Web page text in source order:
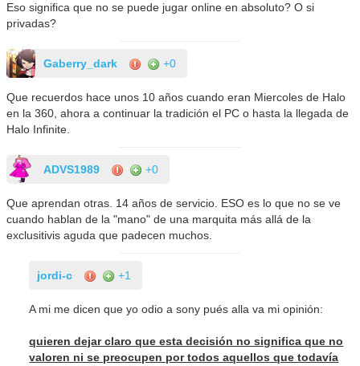
Eso significa que no se puede jugar online en absoluto? O si
privadas?
Gaberry_dark +0
Que recuerdos hace unos 10 años cuando eran Miercoles de Halo
en la 360, ahora a continuar la tradición el PC o hasta la llegada de
Halo Infinite.
ADVS1989 +0
Que aprendan otras. 14 años de servicio. ESO es lo que no se ve
cuando hablan de la "mano" de una marquita más allá de la
exclusitivis aguda que padecen muchos.
jordi-c +1
A mi me dicen que yo odio a sony pués alla va mi opinión:
quieren dejar claro que esta decisión no significa que no
valoren ni se preocupen por todos aquellos que todavía